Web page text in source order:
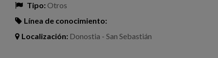
Tipo:Otros
Línea de conocimiento:
Localización: Donostia - San Sebastián